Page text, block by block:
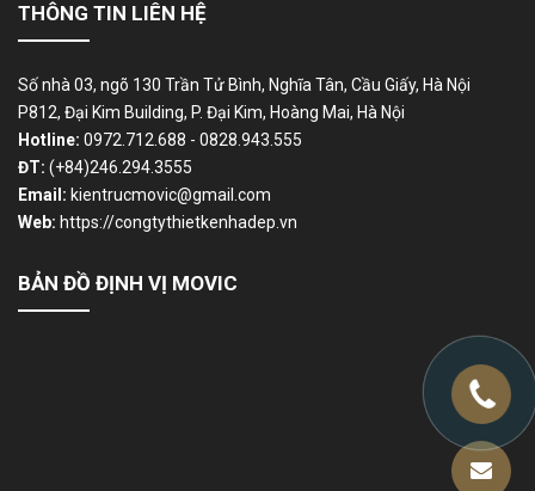
THÔNG TIN LIÊN HỆ
Số nhà 03, ngõ 130 Trần Tử Bình, Nghĩa Tân, Cầu Giấy, Hà Nội
P812, Đại Kim Building, P. Đại Kim, Hoàng Mai, Hà Nội
Hotline: 0972.712.688 - 0828.943.555
ĐT: (+84)246.294.3555
Email: kientrucmovic@gmail.com
Web: https://congtythietkenhadep.vn
BẢN ĐỒ ĐỊNH VỊ MOVIC